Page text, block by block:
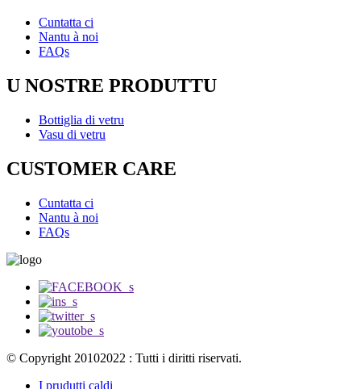
Cuntatta ci
Nantu à noi
FAQs
U NOSTRE PRODUTTU
Bottiglia di vetru
Vasu di vetru
CUSTOMER CARE
Cuntatta ci
Nantu à noi
FAQs
© Copyright 20102022 : Tutti i diritti riservati.
I prudutti caldi